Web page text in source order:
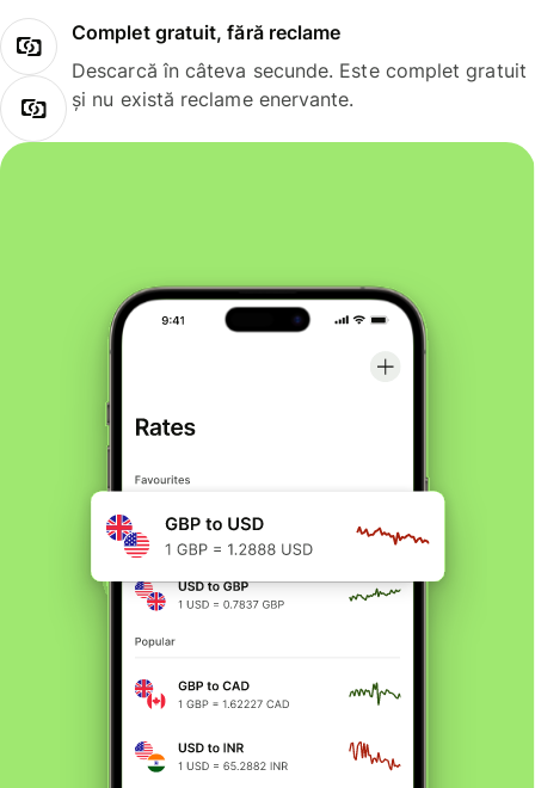
Complet gratuit, fără reclame
Descarcă în câteva secunde. Este complet gratuit
și nu există reclame enervante.